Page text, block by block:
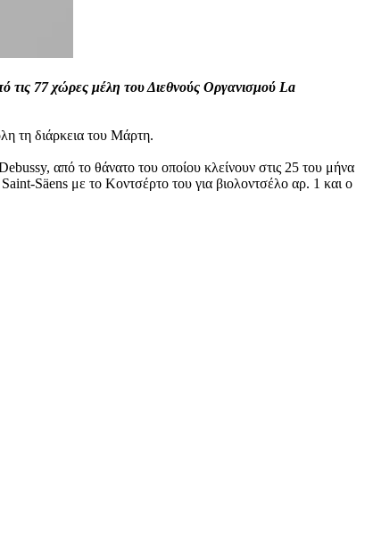
77 χώρες μέλη του Διεθνούς Οργανισμού La
τη διάρκεια του Μάρτη.
από το θάνατο του οποίου κλείνουν στις 25 του μήνα
Säens με το Κοντσέρτο του για βιολοντσέλο αρ. 1 και ο